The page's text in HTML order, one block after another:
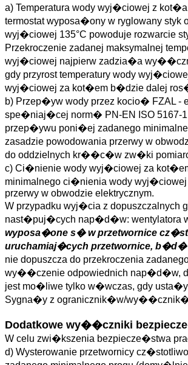
a) Temperatura wody wyj�ciowej z
termostat wyposa�ony w ryglowany
wyj�ciowej 135°C powoduje rozwarcie
Przekroczenie zadanej maksymalnej
wyj�ciowej najpierw zadzia�a
gdy przyrost temperatury wody
wyj�ciowej za kot�em b�dzie dalej
b) Przep�yw wody przez kocio� FZAL
spe�niaj�cej norm� PN-EN ISO
przep�ywu poni�ej zadanego
zasadzie powodowania przerwy w
do oddzielnych kr��c�w zw�ki
c) Ci�nienie wody wyj�ciowej za
minimalnego ci�nienia wody wyj�ciowej
przerwy w obwodzie elektrycznym.
W przypadku wyj�cia z
nast�puj�cych nap�d�w: wentylatora
wyposa�one s� w przetwornice
uruchamiaj�cych przetwornice, b�d�
nie dopuszcza do przekroczenia
wy��czenie odpowiednich nap�d�w,
jest mo�liwe tylko w�wczas, gdy
Sygna�y z ogranicznik�w/
Dodatkowe wy��czniki
W celu zwi�kszenia bezpiecze�stwa
d) Wysterowanie przetwornicy